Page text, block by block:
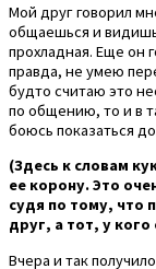
Мой друг говорил
общаешься и
прохладная. Еще он
правда, не умею
будто считаю это
по общению, то и в
боюсь показаться
(Здесь к словам
ее корону. Это
судя по тому, что
друг, а тот, у
Вчера и так